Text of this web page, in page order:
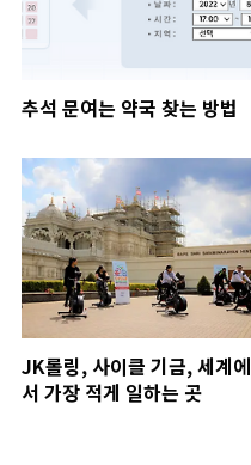
추석 문여는 약국 찾는 방법
JK롤링, 사이클 기금, 세계에
서 가장 적게 일하는 곳